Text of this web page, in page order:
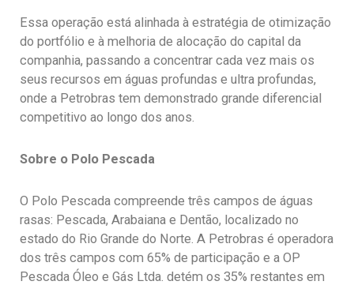
Essa operação está alinhada à estratégia de otimização
do portfólio e à melhoria de alocação do capital da
companhia, passando a concentrar cada vez mais os
seus recursos em águas profundas e ultra profundas,
onde a Petrobras tem demonstrado grande diferencial
competitivo ao longo dos anos.
Sobre o Polo Pescada
O Polo Pescada compreende três campos de águas
rasas: Pescada, Arabaiana e Dentão, localizado no
estado do Rio Grande do Norte. A Petrobras é operadora
dos três campos com 65% de participação e a OP
Pescada Óleo e Gás Ltda. detém os 35% restantes em